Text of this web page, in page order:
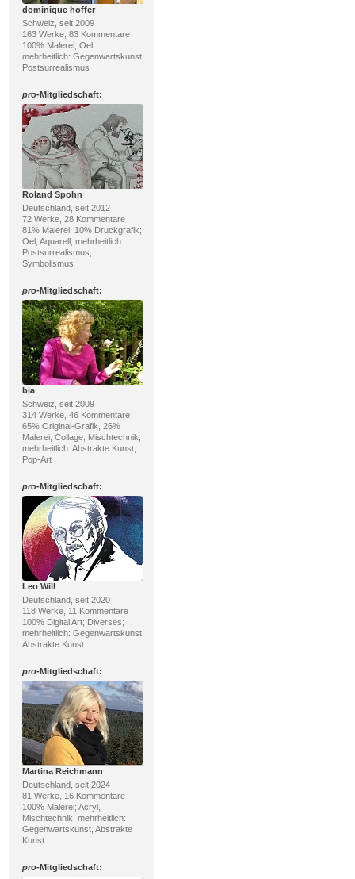
dominique hoffer
Schweiz, seit 2009
163 Werke, 83 Kommentare
100% Malerei; Oel;
mehrheitlich: Gegenwartskunst,
Postsurrealismus
pro-Mitgliedschaft:
Roland Spohn
Deutschland, seit 2012
72 Werke, 28 Kommentare
81% Malerei, 10% Druckgrafik;
Oel, Aquarell; mehrheitlich:
Postsurrealismus,
Symbolismus
pro-Mitgliedschaft:
bia
Schweiz, seit 2009
314 Werke, 46 Kommentare
65% Original-Grafik, 26%
Malerei; Collage, Mischtechnik;
mehrheitlich: Abstrakte Kunst,
Pop-Art
pro-Mitgliedschaft:
Leo Will
Deutschland, seit 2020
118 Werke, 11 Kommentare
100% Digital Art; Diverses;
mehrheitlich: Gegenwartskunst,
Abstrakte Kunst
pro-Mitgliedschaft:
Martina Reichmann
Deutschland, seit 2024
81 Werke, 16 Kommentare
100% Malerei; Acryl,
Mischtechnik; mehrheitlich:
Gegenwartskunst, Abstrakte
Kunst
pro-Mitgliedschaft: